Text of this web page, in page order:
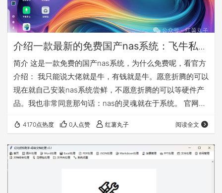
介绍一款最新的免费国产nas系统：飞牛私有
云fnOS
简介 这是一款免费的国产nas系统，为什么免费呢，看官方
介绍： 我只能说大佬就是牛，有钱就是牛。愿意折腾的可以
现在就自己安装nas系统尝鲜，不愿意折腾的可以等硬件产
品。我也非常同意那句话：nas的灵魂就在于系统。 官网：
https://help.fnnas.com/articles/fnosV1/start/install-
os.md 先对这款nas系统做个简单介绍，因为公测版本是
0.8.11，所以是会慢慢完善的，需要使用的必须备份好自己
4170点热度 0人点赞 红薯丸子 阅读全文